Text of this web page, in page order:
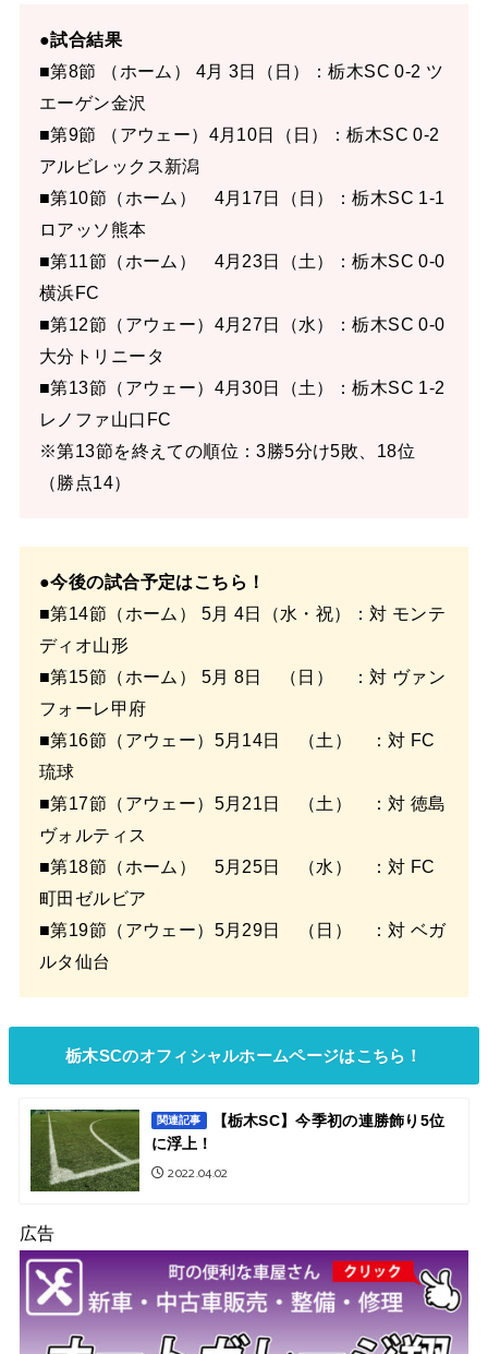
●試合結果
■第8節 （ホーム） 4月 3日（日）：栃木SC 0-2 ツ
エーゲン金沢
■第9節 （アウェー）4月10日（日）：栃木SC 0-2
アルビレックス新潟
■第10節（ホーム） 4月17日（日）：栃木SC 1-1
ロアッソ熊本
■第11節（ホーム） 4月23日（土）：栃木SC 0-0
横浜FC
■第12節（アウェー）4月27日（水）：栃木SC 0-0
大分トリニータ
■第13節（アウェー）4月30日（土）：栃木SC 1-2
レノファ山口FC
※第13節を終えての順位：3勝5分け5敗、18位
（勝点14）
●今後の試合予定はこちら！
■第14節（ホーム） 5月 4日（水・祝）：対 モンテ
ディオ山形
■第15節（ホーム） 5月 8日 （日） ：対 ヴァン
フォーレ甲府
■第16節（アウェー）5月14日 （土） ：対 FC
琉球
■第17節（アウェー）5月21日 （土） ：対 徳島
ヴォルティス
■第18節（ホーム） 5月25日 （水） ：対 FC
町田ゼルビア
■第19節（アウェー）5月29日 （日） ：対 ベガ
ルタ仙台
栃木SCのオフィシャルホームページはこちら！
関連記事
【栃木SC】今季初の連勝飾り5位
に浮上！
2022.04.02
広告